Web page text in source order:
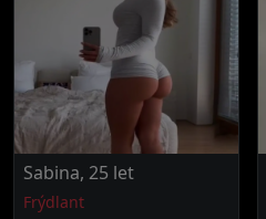
Sabina, 25 let
Frýdlant